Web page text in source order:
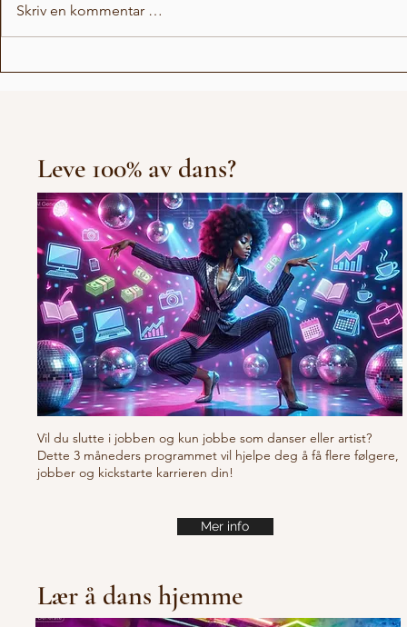
Skriv en kommentar …
Leve 100% av dans?
Vil du slutte i jobben og kun jobbe som danser eller artist?
Dette 3 måneders programmet vil hjelpe deg å få flere følgere,
jobber og kickstarte karrieren din!
Mer info
Lær å dans hjemme